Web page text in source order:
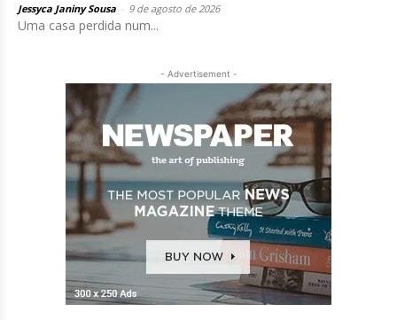
Jessyca Janiny Sousa 9 de agosto de 2026
Uma casa perdida num...
- Advertisement -